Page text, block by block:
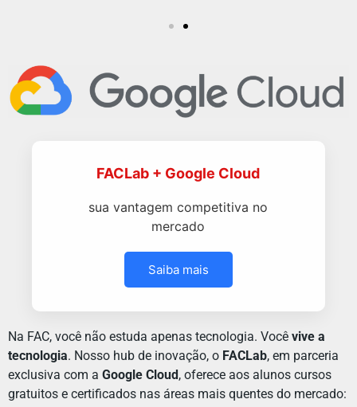
FACLab + Google Cloud
sua vantagem competitiva no
mercado
Saiba mais
Na FAC, você não estuda apenas tecnologia. Você vive a
tecnologia. Nosso hub de inovação, o FACLab, em parceria
exclusiva com a Google Cloud , oferece aos alunos cursos
gratuitos e certificados nas áreas mais quentes do mercado: